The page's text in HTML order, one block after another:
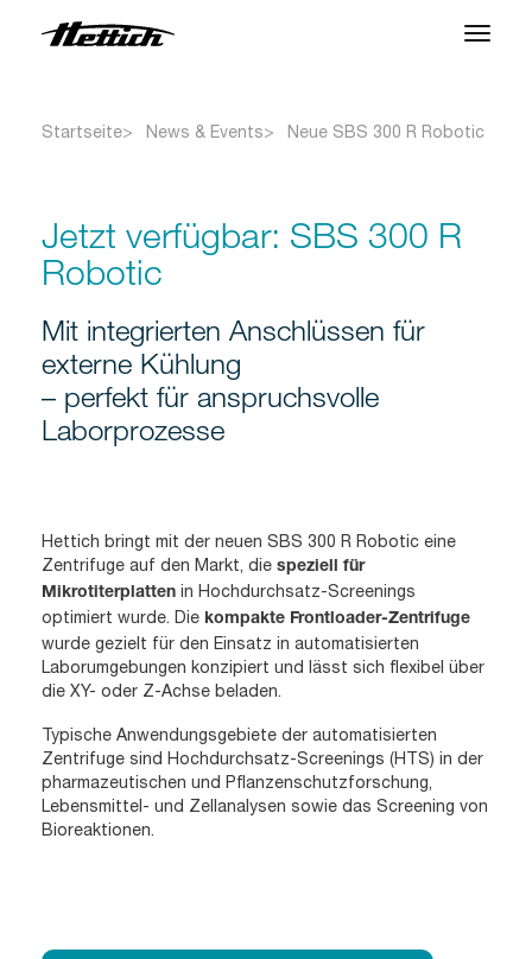
Support Center
Über uns
Kontakt
News & Events
Startseite News & Events Neue SBS 300 R Robotic
Jetzt verfügbar: SBS 300 R
Robotic
Mit integrierten Anschlüssen für
externe Kühlung
– perfekt für anspruchsvolle
Laborprozesse
Hettich bringt mit der neuen SBS 300 R Robotic eine
Zentrifuge auf den Markt, die speziell für
Mikrotiterplatten in Hochdurchsatz-Screenings
optimiert wurde. Die kompakte Frontloader-Zentrifuge
wurde gezielt für den Einsatz in automatisierten
Laborumgebungen konzipiert und lässt sich flexibel über
die XY- oder Z-Achse beladen.
Typische Anwendungsgebiete der automatisierten
Zentrifuge sind Hochdurchsatz-Screenings (HTS) in der
pharmazeutischen und Pflanzenschutzforschung,
Lebensmittel- und Zellanalysen sowie das Screening von
Bioreaktionen.